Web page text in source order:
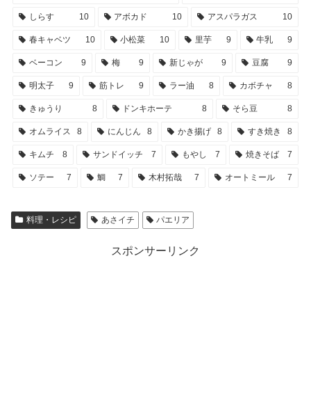
しらす 10 アボカド 10 アスパラガス 10
春キャベツ 10 小松菜 10 里芋 9 牛乳 9
ベーコン 9 梅 9 新じゃが 9 豆腐 9
明太子 9 筋トレ 9 ラー油 8 カボチャ 8
きゅうり 8 ドンキホーテ 8 そら豆 8
オムライス 8 にんじん 8 かき揚げ 8 すき焼き 8
キムチ 8 サンドイッチ 7 もやし 7 焼きそば 7
ソテー 7 鯛 7 木村拓哉 7 オートミール 7
料理・レシピ あさイチ パエリア
スポンサーリンク